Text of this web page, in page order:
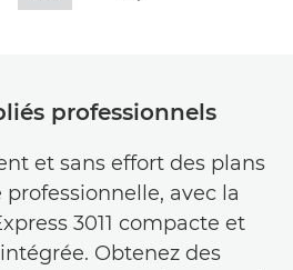
professionnels
et sans effort des plans
avec la
3011 compacte et
Obtenez des